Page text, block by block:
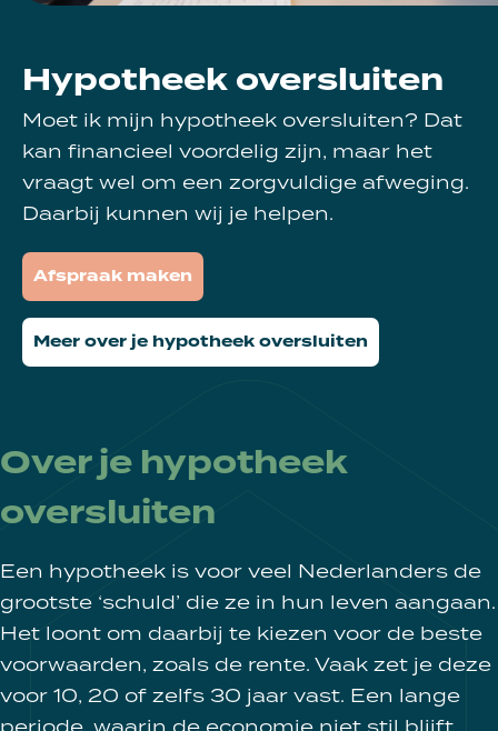
Hypotheek oversluiten
Moet ik mijn hypotheek oversluiten? Dat
kan financieel voordelig zijn, maar het
vraagt wel om een zorgvuldige afweging.
Daarbij kunnen wij je helpen.
Afspraak maken
Meer over je hypotheek oversluiten
Over je hypotheek
oversluiten
Een hypotheek is voor veel Nederlanders de
grootste ‘schuld’ die ze in hun leven aangaan.
Het loont om daarbij te kiezen voor de beste
voorwaarden, zoals de rente. Vaak zet je deze
voor 10, 20 of zelfs 30 jaar vast. Een lange